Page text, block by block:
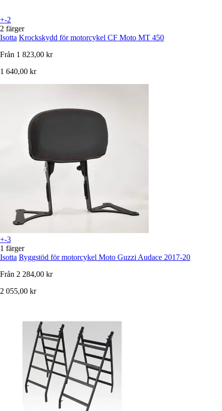
+-2
2 färger
Isotta Krockskydd för motorcykel CF Moto MT 450
Från 1 823,00 kr
1 640,00 kr
+-3
1 färger
Isotta Ryggstöd för motorcykel Moto Guzzi Audace 2017-20
Från 2 284,00 kr
2 055,00 kr